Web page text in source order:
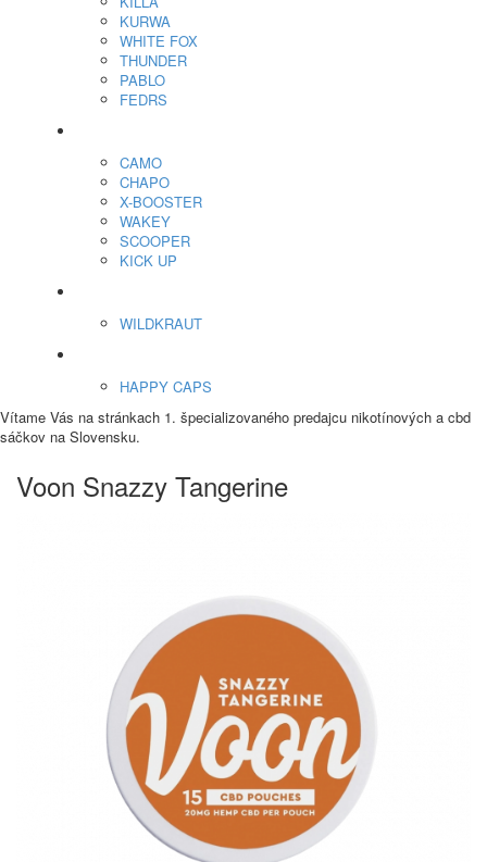
KURWA
WHITE FOX
THUNDER
PABLO
FEDRS
CAMO
CHAPO
X-BOOSTER
WAKEY
SCOOPER
KICK UP
WILDKRAUT
HAPPY CAPS
Vítame Vás na stránkach 1. špecializovaného predajcu nikotínových a cbd
sáčkov na Slovensku.
Voon Snazzy Tangerine